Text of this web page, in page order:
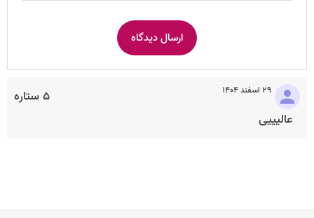
۵ ستاره ۲۹ اسفند ۱۴۰۴
عالیییی